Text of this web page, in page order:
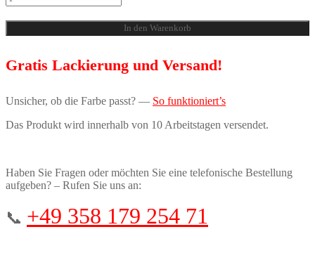
In den Warenkorb
Gratis Lackierung und Versand!
Unsicher, ob die Farbe passt? — So funktioniert’s
Das Produkt wird innerhalb von 10 Arbeitstagen versendet.
Haben Sie Fragen oder möchten Sie eine telefonische Bestellung
aufgeben? – Rufen Sie uns an:
📞 +49 358 179 254 71